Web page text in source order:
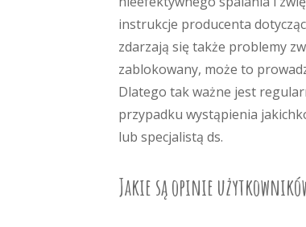
instrukcje producenta
zdarzają się także problemy
zablokowany, może to
Dlatego tak ważne jest
przypadku wystąpienia
lub specjalistą ds.
Jakie są opinie